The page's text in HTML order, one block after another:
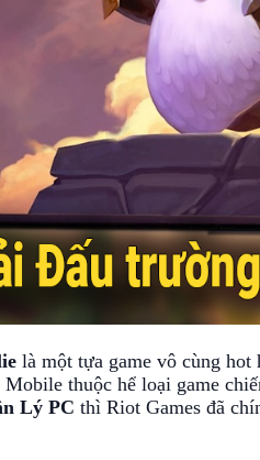
là một tựa game vô cùng
thuộc hể loại game
Lý PC thì Riot Games đã